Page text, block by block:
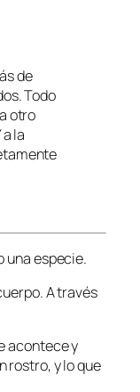
de
Todo
otro
la
una especie.
A través
acontece y
rostro, y lo que